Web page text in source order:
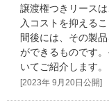
譲渡権つきリース
入コストを抑える
間後には、その製
ができるものです
いてご紹介します。
[2023年 9月20日公開]